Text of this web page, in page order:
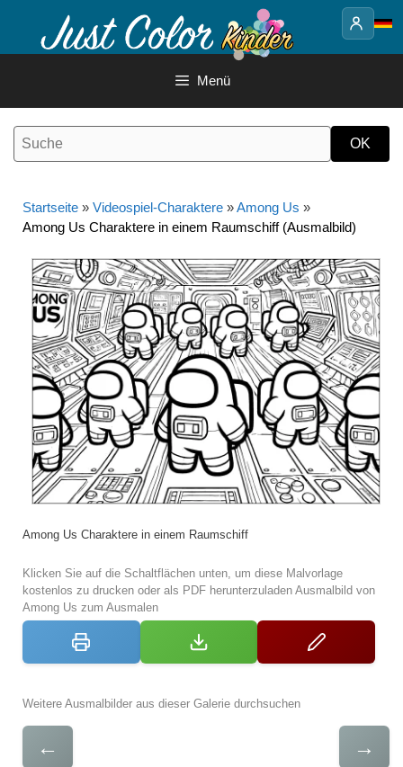
Inhalt
Menü
Startseite » Videospiel-Charaktere »Among Us »
Among Us Charaktere in einem Raumschiff (Ausmalbild)
Among Us Charaktere in einem Raumschiff
Klicken Sie auf die Schaltflächen unten, um diese Malvorlage
kostenlos zu drucken oder als PDF herunterzuladen Ausmalbild von
Among Us zum Ausmalen
Weitere Ausmalbilder aus dieser Galerie durchsuchen
← →